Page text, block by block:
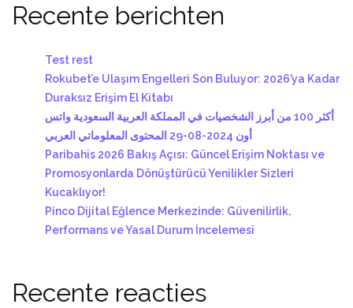
Recente berichten
Test rest
Rokubet’e Ulaşım Engelleri Son Buluyor: 2026’ya Kadar
Duraksız Erişim El Kitabı
أكثر 100 من أبرز الشخصيات في المملكة العربية السعودية واتس
أون 2024-08-29 المحتوى المعلوماتي العربي
Paribahis 2026 Bakış Açısı: Güncel Erişim Noktası ve
Promosyonlarda Dönüştürücü Yenilikler Sizleri
Kucaklıyor!
Pinco Dijital Eğlence Merkezinde: Güvenilirlik,
Performans ve Yasal Durum İncelemesi
Recente reacties